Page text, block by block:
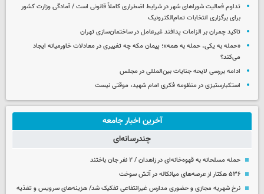
تداوم فعالیت شوراهای شهر در شرایط اضطراری کاملاً قانونی است / آمادگی وزارت کشور
برای برگزاری انتخابات تمام‌الکترونیک
تاکید چمران بر الزامات پدافند غیرعامل در ساختمان‌سازی تهران
«حمله به یکی، حمله به همه»؛ پیمان مکه چه تغییری در معادلات خاورمیانه ایجاد
می‌کند؟
ادامه بررسی لایحه جنایات بین‌المللی در مجلس
استکبارستیزی در منظومه فکری امام شهید، موقتی نیست
آخرین اخبار جامعه
چندرسانه‌ای
حمله مسلحانه به قهوه‌خانه‌ای در زاهدان / ۲ نفر جان باختند
۵۳۶ هکتار از عرصه‌های میانکاله در آتش سوخت
نرخ شهریه مجازی و حضوری مدارس غیرانتفاعی تفکیک شد/ هزینه‌های سرویس و تغذیه